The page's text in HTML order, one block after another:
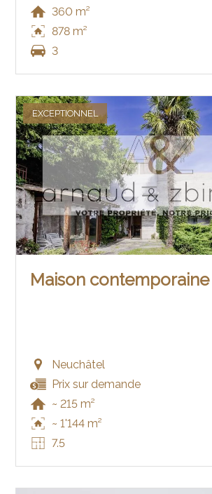
360 m²
878 m²
3
EXCEPTIONNEL
Maison contemporaine
Neuchâtel
Prix sur demande
~ 215 m²
~ 1'144 m²
7.5